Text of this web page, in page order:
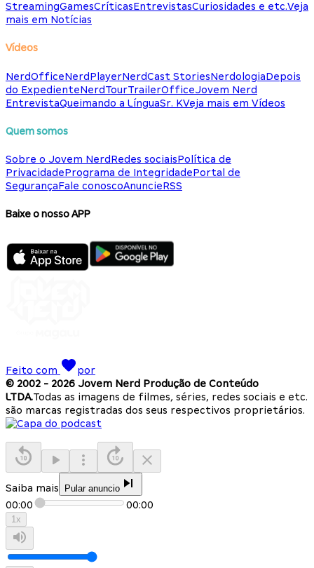
StreamingGamesCríticasEntrevistasCuriosidades e etc.Veja
mais em Notícias
Vídeos
NerdOfficeNerdPlayerNerdCast StoriesNerdologiaDepois
do ExpedienteNerdTourTrailerOfficeJovem Nerd
EntrevistaQueimando a LínguaSr. KVeja mais em Vídeos
Quem somos
Sobre o Jovem NerdRedes sociaisPolítica de
PrivacidadePrograma de IntegridadePortal de
SegurançaFale conoscoAnuncieRSS
Baixe o nosso APP
Feito com
por
© 2002 - 2026 Jovem Nerd Produção de Conteúdo
LTDA.Todas as imagens de filmes, séries, redes sociais e etc.
são marcas registradas dos seus respectivos proprietários.
Saiba mais Pular anuncio
00:00 00:00
1x